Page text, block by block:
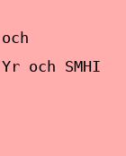
och SMHI